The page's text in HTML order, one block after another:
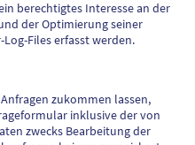
berechtigtes Interesse an der
der Optimierung seiner
Files erfasst werden.
zukommen lassen,
inklusive der von
zwecks Bearbeitung der